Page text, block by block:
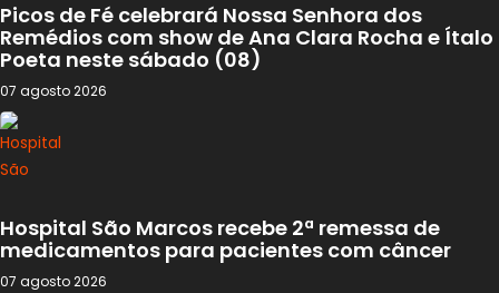
Picos de Fé celebrará Nossa Senhora dos
Remédios com show de Ana Clara Rocha e Ítalo
Poeta neste sábado (08)
07 agosto 2026
Hospital São Marcos recebe 2ª remessa de
medicamentos para pacientes com câncer
07 agosto 2026